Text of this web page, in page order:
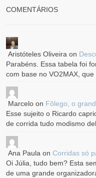
COMENTÁRIOS
Aristóteles Oliveira on
Parabéns. Essa tabela foi
com base no VO2MAX,
Marcelo on Fôlego, o
Esse sujeito o Ricardo
de corrida tudo modismo
Ana Paula onCorridas só
Oi Júlia, tudo bem? Esta
de uma grande